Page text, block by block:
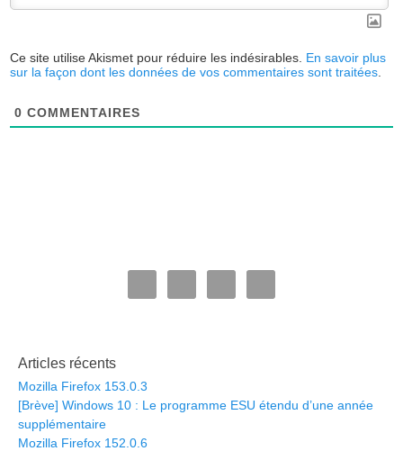
Ce site utilise Akismet pour réduire les indésirables. En savoir plus
sur la façon dont les données de vos commentaires sont traitées
0 COMMENTAIRES
Articles récents
Mozilla Firefox 153.0.3
[Brève] Windows 10 : Le programme ESU étendu d’une année
supplémentaire
Mozilla Firefox 152.0.6